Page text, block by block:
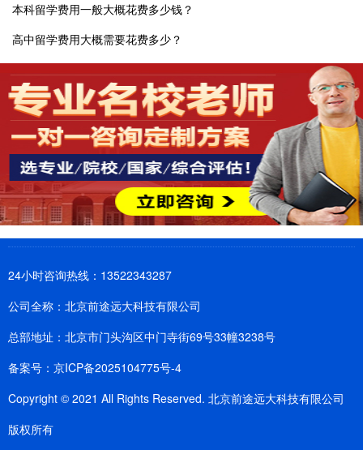
本科留学费用一般大概花费多少钱？
高中留学费用大概需要花费多少？
24小时咨询热线：13522343287
公司全称：北京前途远大科技有限公司
总部地址：北京市门头沟区中门寺街69号33幢3238号
备案号： 京ICP备2025104775号-4
Copyright © 2021 All Rights Reserved. 北京前途远大科技有限公司
版权所有